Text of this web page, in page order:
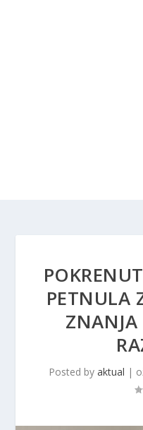
PETNULA
Posted by aktual |